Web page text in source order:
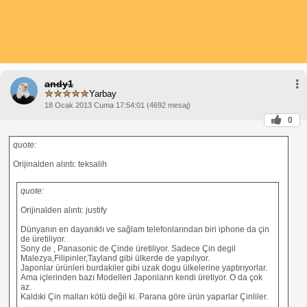
andy1
Yarbay
18 Ocak 2013 Cuma 17:54:01 (4692 mesaj)
0
quote:
Orijinalden alıntı: teksalih
quote:
Orijinalden alıntı: justify
Dünyanın en dayanıklı ve sağlam telefonlarından biri iphone da çin
de üretiliyor.
Sony de , Panasonic de Çinde üretiliyor. Sadece Çin degil
Malezya,Filipinler,Tayland gibi ülkerde de yapılıyor.
Japonlar ürünleri burdakiler gibi uzak dogu ülkelerine yaptırıyorlar.
Ama içlerinden bazı Modelleri Japonların kendi üretiyor. O da çok
az.
Kaldıki Çin malları kötü değil ki. Parana göre ürün yaparlar Çinliler.